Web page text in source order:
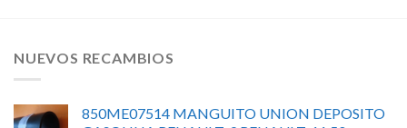
NUEVOS RECAMBIOS
850ME07514 MANGUITO UNION DEPOSITO